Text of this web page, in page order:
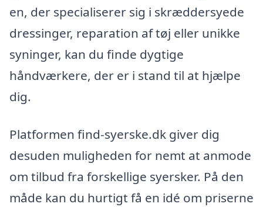
en, der specialiserer sig i skræddersyede
dressinger, reparation af tøj eller unikke
syninger, kan du finde dygtige
håndværkere, der er i stand til at hjælpe
dig.
Platformen find-syerske.dk giver dig
desuden muligheden for nemt at anmode
om tilbud fra forskellige syersker. På den
måde kan du hurtigt få en idé om priserne